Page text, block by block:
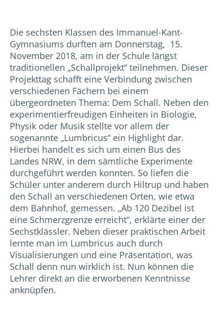
Die sechsten Klassen des Immanuel-Kant-
Gymnasiums durften am Donnerstag, 15.
November 2018, am in der Schule längst
traditionellen „Schallprojekt“ teilnehmen. Dieser
Projekttag schafft eine Verbindung zwischen
verschiedenen Fächern bei einem
übergeordneten Thema: Dem Schall. Neben den
experimentierfreudigen Einheiten in Biologie,
Physik oder Musik stellte vor allem der
sogenannte „Lumbricus“ ein Highlight dar.
Hierbei handelt es sich um einen Bus des
Landes NRW, in dem sämtliche Experimente
durchgeführt werden konnten. So liefen die
Schüler unter anderem durch Hiltrup und haben
den Schall an verschiedenen Orten, wie etwa
dem Bahnhof, gemessen. „Ab 120 Dezibel ist
eine Schmerzgrenze erreicht“, erklärte einer der
Sechstklässler. Neben dieser praktischen Arbeit
lernte man im Lumbricus auch durch
Visualisierungen und eine Präsentation, was
Schall denn nun wirklich ist. Nun können die
Lehrer direkt an die erworbenen Kenntnisse
anknüpfen.